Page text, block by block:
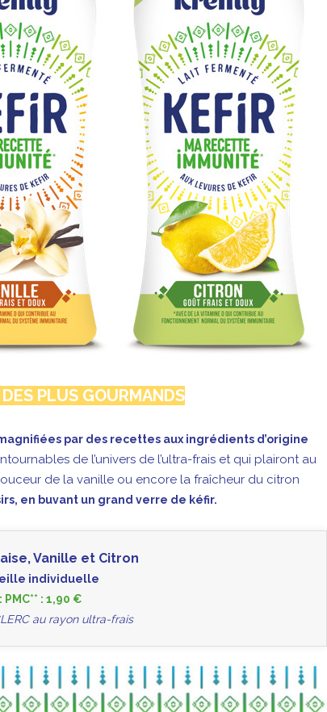
PLUS GOURMANDS
par des recettes aux ingrédients d’origine
de l’univers de l’ultra-frais et qui plairont au
de la vanille ou encore la fraîcheur du citron
en buvant un grand verre de kéfir.
Vanille et Citron
individuelle
PMC** : 1,90 €
au rayon ultra-frais